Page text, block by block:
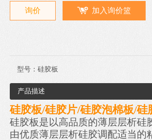
询价 加入询价篮
型号： 硅胶板
产品描述
硅胶板/硅胶片/硅胶泡棉板/硅
硅胶板是以高品质的薄层层析硅
由优质薄层层析硅胶调配适当的